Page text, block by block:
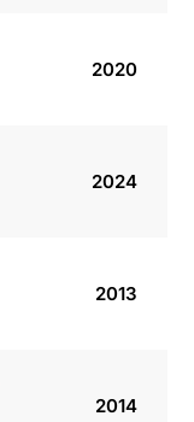
2020
2024
2013
2014